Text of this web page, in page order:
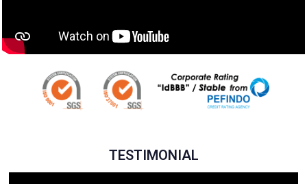
TESTIMONIAL